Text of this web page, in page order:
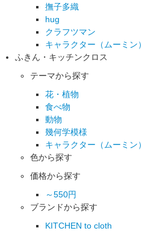
撫子多織
hug
クラフツマン
キャラクター（ムーミン）
ふきん・キッチンクロス
テーマから探す
花・植物
食べ物
動物
幾何学模様
キャラクター（ムーミン）
色から探す
価格から探す
～550円
ブランドから探す
KITCHEN to cloth